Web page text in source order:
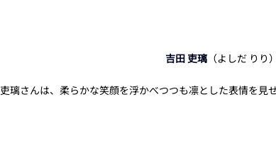
吉田 吏璃 （よしだ り
吏璃さんは、柔らかな笑顔を浮かべつつも凛とした表情を見